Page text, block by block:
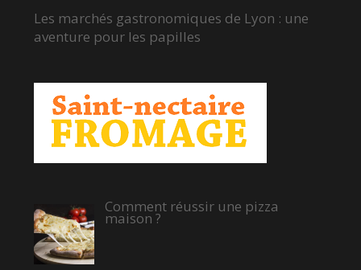
Les marchés gastronomiques de Lyon : une
aventure pour les papilles
Comment réussir une pizza
maison ?